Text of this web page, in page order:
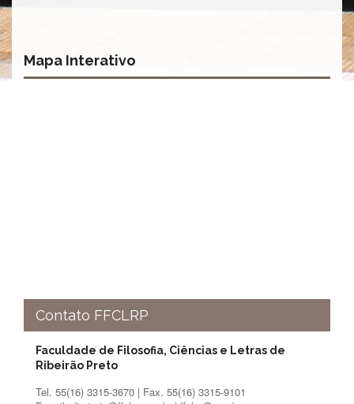
Mapa Interativo
Contato FFCLRP
Faculdade de Filosofia, Ciências e Letras de
Ribeirão Preto
Tel. 55(16) 3315-3670 | Fax. 55(16) 3315-9101